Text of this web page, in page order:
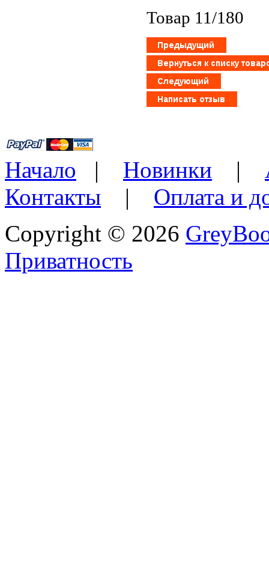
Товар 11/180
Начало | Новинки |
Контакты | Оплата и
Copyright © 2026
Приватность